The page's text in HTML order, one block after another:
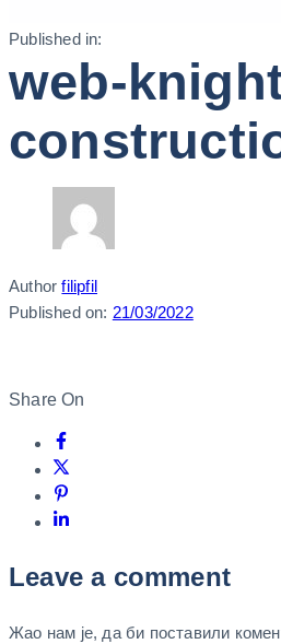
Published in:
web-
Author filipfil
Published on: 21/03/2022
Share On
Leave a comment
Жао нам је, да би поставили